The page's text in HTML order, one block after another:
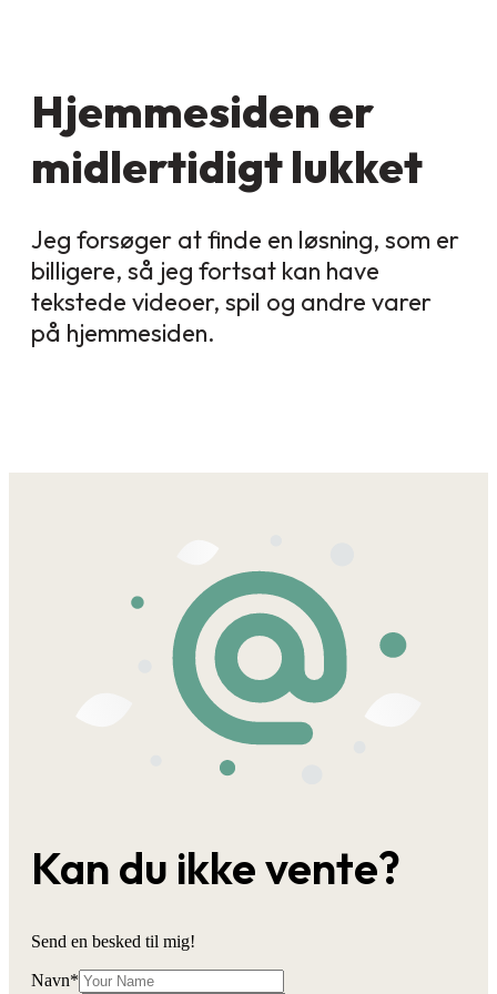
Hjemmesiden er
midlertidigt lukket
Jeg forsøger at finde en løsning, som er
billigere, så jeg fortsat kan have
tekstede videoer, spil og andre varer
på hjemmesiden.
Kan du ikke vente?
Send en besked til mig!
Navn*